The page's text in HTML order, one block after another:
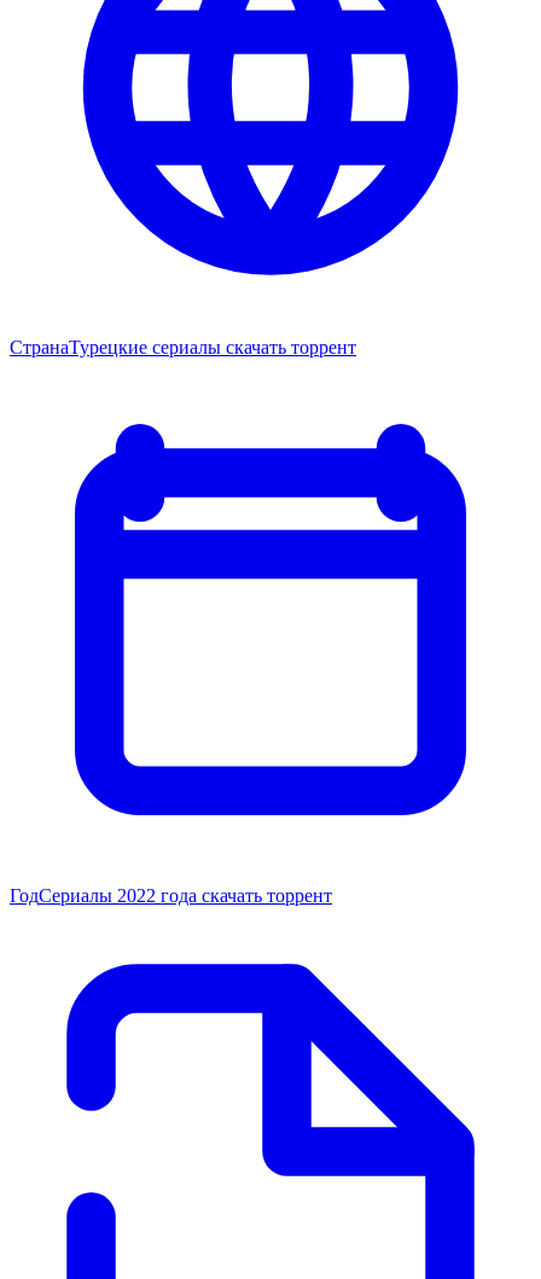
СтранаТурецкие сериалы скачать торрент
ГодСериалы 2022 года скачать торрент